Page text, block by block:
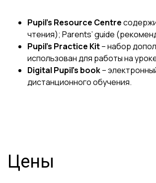
Pupil’s Resource Centre
чтения); Parents’ guide
Pupil’s Practice Kit– набор
использован для работы на
Digital Pupil's book–
дистанционного обучения.
Цены